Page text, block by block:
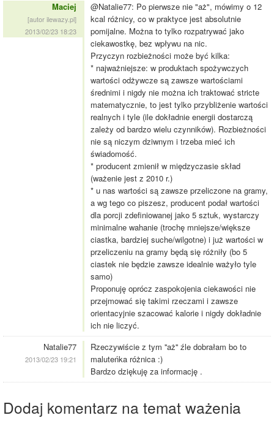
Maciej
[autor ilewazy.pl]
2013/02/23 18:23
@Natalie77: Po pierwsze nie "aż", mówimy o 12
kcal różnicy, co w praktyce jest absolutnie
pomijalne. Można to tylko rozpatrywać jako
ciekawostkę, bez wpływu na nic.
Przyczyn rozbieżności może być kilka:
* najważniejsze: w produktach spożywczych
wartości odżywcze są zawsze wartościami
średnimi i nigdy nie można ich traktować stricte
matematycznie, to jest tylko przybliżenie wartości
realnych i tyle (ile dokładnie energii dostarczą
zależy od bardzo wielu czynników). Rozbieżności
nie są niczym dziwnym i trzeba mieć ich
świadomość.
* producent zmienił w międzyczasie skład
(ważenie jest z 2010 r.)
* u nas wartości są zawsze przeliczone na gramy,
a wg tego co piszesz, producent podał wartości
dla porcji zdefiniowanej jako 5 sztuk, wystarczy
minimalne wahanie (trochę mniejsze/większe
ciastka, bardziej suche/wilgotne) i już wartości w
przeliczeniu na gramy będą się różniły (bo 5
ciastek nie będzie zawsze idealnie ważyło tyle
samo)
Proponuję oprócz zaspokojenia ciekawości nie
przejmować się takimi rzeczami i zawsze
orientacyjnie szacować kalorie i nigdy dokładnie
ich nie liczyć.
Natalie77
2013/02/23 19:21
Rzeczywiście z tym ''aż'' źle dobrałam bo to
maluteńka różnica :)
Bardzo dziękuję za informację .
Dodaj komentarz na temat ważenia